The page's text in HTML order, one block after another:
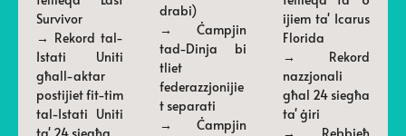
Survivor
→ Rekord tal-
Istati Uniti
għall-aktar
postijiet fit-tim
tal-Istati Uniti
drabi)
→ Ċampjin
tad-Dinja bi
tliet
federazzjonijie
t separati
→ Ċampjin
ijiem ta' Icarus
Florida
→ Rekord
nazzjonali
għal 24 siegħa
ta' ġiri